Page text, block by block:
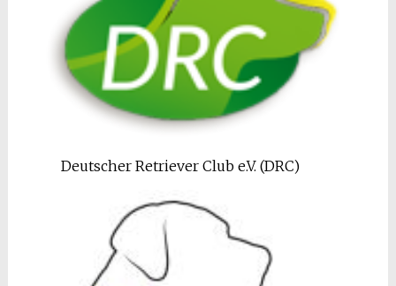
Deutscher Retriever Club e.V. (DRC)